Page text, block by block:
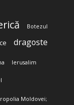
Botezul
dragoste
Ierusalim
Moldovei;